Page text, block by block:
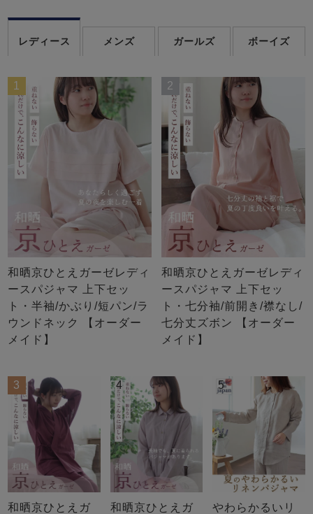
レディース メンズ ガールズ ボーイズ
1
和晒京ひとえガーゼレディ
ースパジャマ 上下セッ
ト・半袖/かぶり/短パン/ラ
ウンドネック 【オーダー
メイド】
2
和晒京ひとえガーゼレディ
ースパジャマ 上下セッ
ト・七分袖/前開き/襟なし/
七分丈ズボン 【オーダー
メイド】
3
和晒京ひとえガ
4
和晒京ひとえガ
5
やわらかるいリ